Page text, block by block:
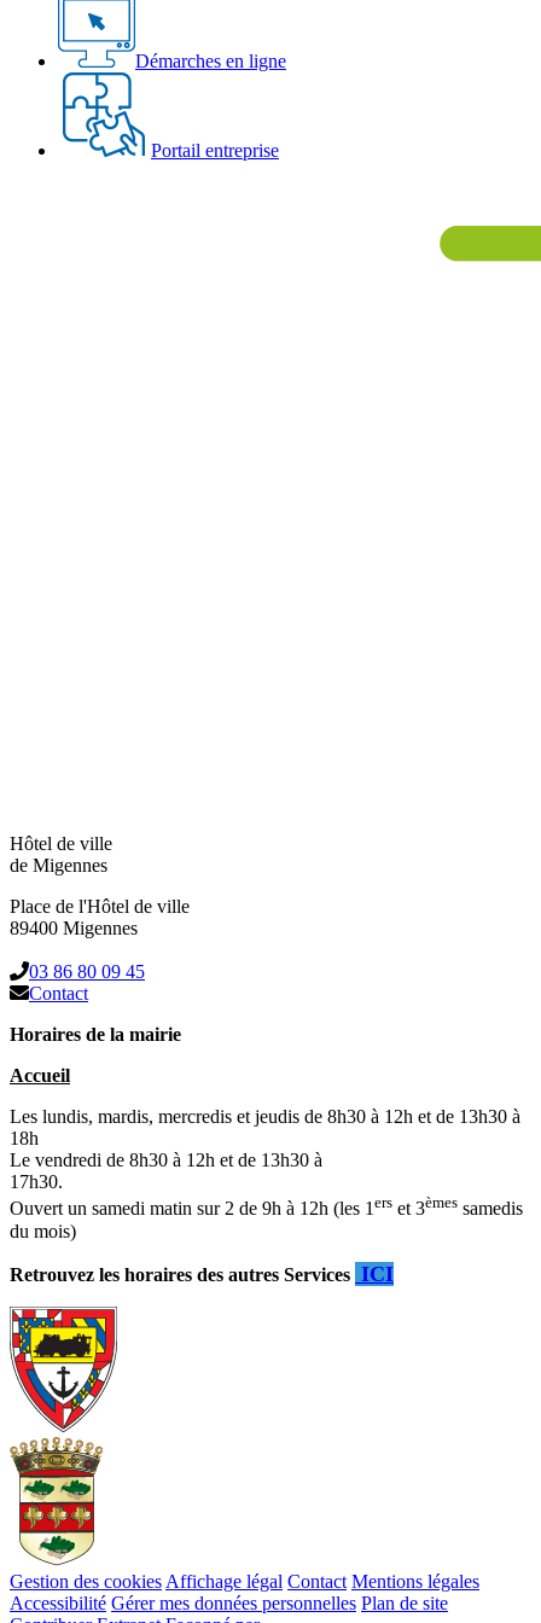
Démarches en ligne
Portail entreprise
Hôtel de ville
de Migennes
Place de l'Hôtel de ville
89400 Migennes
03 86 80 09 45
Contact
Horaires de la mairie
Accueil
Les lundis, mardis, mercredis et jeudis de 8h30 à 12h et de 13h30 à
18h
Le vendredi de 8h30 à 12h et de 13h30 à
17h30.
Ouvert un samedi matin sur 2 de 9h à 12h (les 1ers et 3èmes samedis
du mois)
Retrouvez les horaires des autres Services ICI
Gestion des cookies Affichage légal Contact Mentions légales
Accessibilité Gérer mes données personnelles Plan de site